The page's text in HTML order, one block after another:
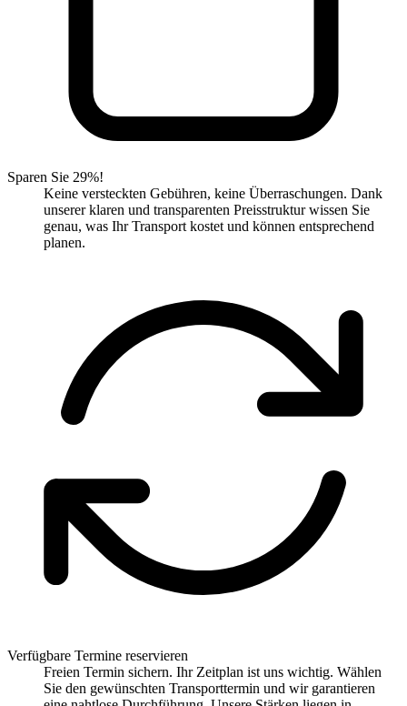
Sparen Sie 29%!
Keine versteckten Gebühren, keine Überraschungen. Dank
unserer klaren und transparenten Preisstruktur wissen Sie
genau, was Ihr Transport kostet und können entsprechend
planen.
Verfügbare Termine reservieren
Freien Termin sichern. Ihr Zeitplan ist uns wichtig. Wählen
Sie den gewünschten Transporttermin und wir garantieren